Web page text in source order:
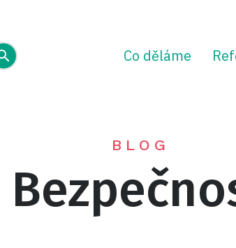
Co děláme
BLOG